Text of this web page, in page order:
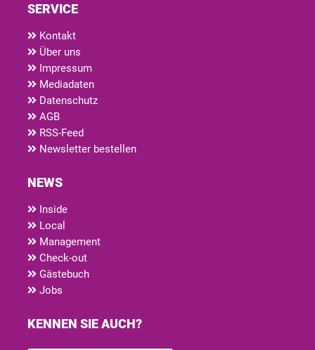
SERVICE
Kontakt
Über uns
Impressum
Mediadaten
Datenschutz
AGB
RSS-Feed
Newsletter bestellen
NEWS
Inside
Local
Management
Check-out
Gästebuch
Jobs
KENNEN SIE AUCH?